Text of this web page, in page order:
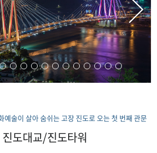
예술이 살아 숨쉬는 고장 진도로 오는 첫 번째 관문
진도대교/진도타워